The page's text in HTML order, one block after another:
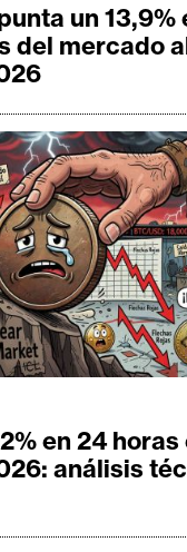
un 13,9%
del mercado
en 24 horas
análisis